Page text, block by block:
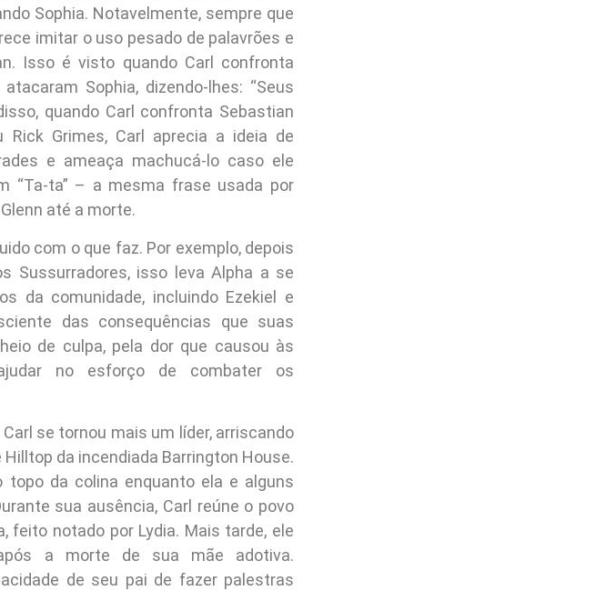
Sophia. Notavelmente, sempre que
imitar o uso pesado de palavrões e
Isso é visto quando Carl confronta
Sophia, dizendo-lhes: “Seus
quando Carl confronta Sebastian
Grimes, Carl aprecia a ideia de
e ameaça machucá-lo caso ele
“Ta-ta” – a mesma frase usada por
até a morte.
com o que faz. Por exemplo, depois
Sussurradores, isso leva Alpha a se
da comunidade, incluindo Ezekiel e
das consequências que suas
de culpa, pela dor que causou às
no esforço de combater os
se tornou mais um líder, arriscando
da incendiada Barrington House.
da colina enquanto ela e alguns
sua ausência, Carl reúne o povo
feito notado por Lydia. Mais tarde, ele
a morte de sua mãe adotiva.
de seu pai de fazer palestras